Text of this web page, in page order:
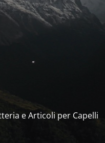
e Articoli per Capelli